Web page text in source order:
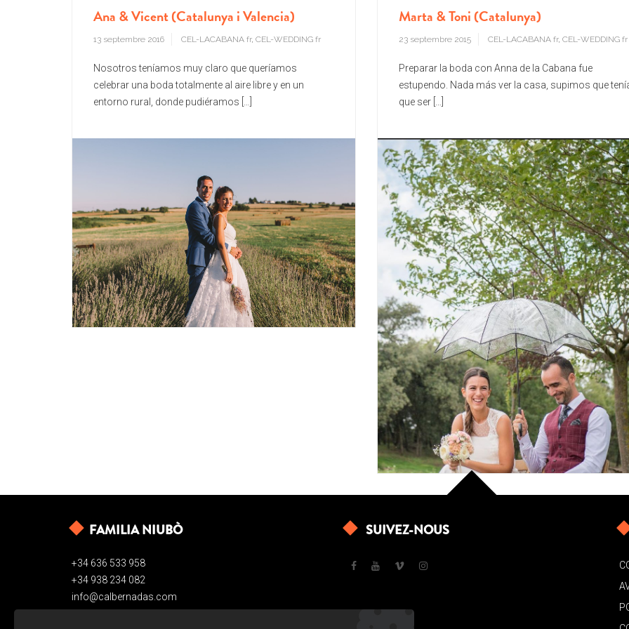
Ana & Vicent (Catalunya i Valencia)
13 septembre 2016 CEL-LACABANA fr, CEL-WEDDING fr
Nosotros teníamos muy claro que queríamos
celebrar una boda totalmente al aire libre y en un
entorno rural, donde pudiéramos […]
Marta & Toni (Catalunya)
23 septembre 2015 CEL-LACABANA fr, CEL-WEDDING fr
Preparar la boda con Anna de la Cabana fue
estupendo. Nada más ver la casa, supimos que
que ser […]
FAMILIA NIUBÒ
+34 636 533 958
+34 938 234 082
info@calbernadas.com
SUIVEZ-NOUS